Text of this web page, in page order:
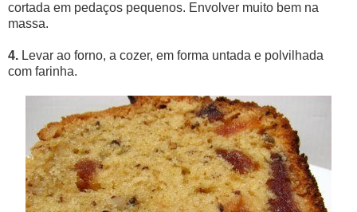
cortada em pedaços pequenos. Envolver muito bem na
massa.
4. Levar ao forno, a cozer, em forma untada e polvilhada
com farinha.